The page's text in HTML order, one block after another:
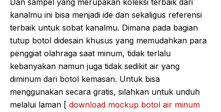
Dan sampel yang merupakan koleksi terbaik dari
kanalmu ini bisa menjadi ide dan sekaligus referensi
terbaik untuk sobat kanalmu. Dimana pada bagian
tutup botol didesain khusus yang memudahkan para
penggiat olahraga saat minum, tidak terlalu
kebanyakan namun juga tidak sedikit air yang
diminum dari botol kemasan. Untuk bisa
menggunakan secara gratis, silahkan untuk unduh
melalui laman [ download mockup botol air minum